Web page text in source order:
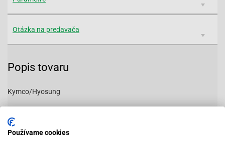
Otázka na predavača
Popis tovaru
Kymco/Hyosung
Priemer závitu:
Výška závitu:
19mm
Používame cookies